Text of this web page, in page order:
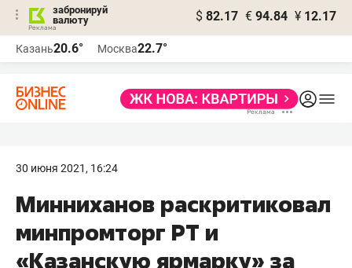
забронируй
валюту
$ 82.17 € 94.84 ¥ 12.17
Казань20.6° Москва22.7°
30 июня 2021, 16:24
Минниханов раскритиковал
минпромторг РТ и
«Казанскую ярмарку» за